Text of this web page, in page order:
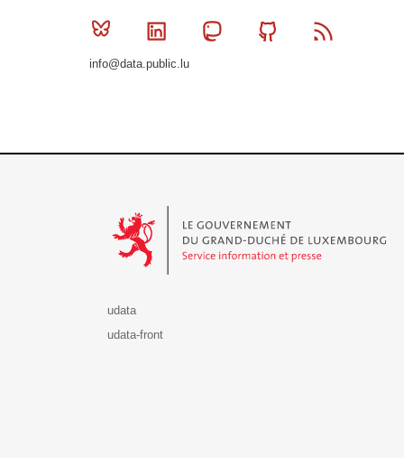
Bluesky Linkedin MastodonGithub
info@data.public.lu
udata
udata-front